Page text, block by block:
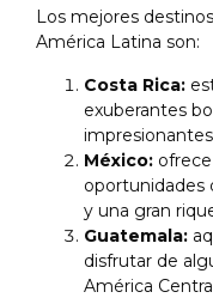
Los mejores
América Latina son:
Costa Rica:
exuberantes
México:
oportunidades
y una gran
Guatemala:
disfrutar de
América